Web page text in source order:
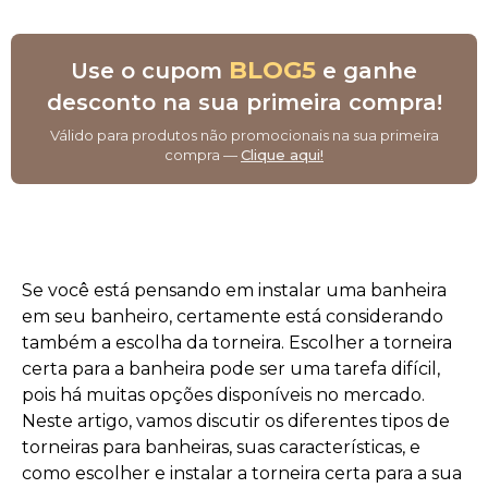
Use o cupom BLOG5 e ganhe
desconto na sua primeira compra!
Válido para produtos não promocionais na sua primeira
compra —Clique aqui!
Se você está pensando em instalar uma banheira
em seu banheiro, certamente está considerando
também a escolha da torneira. Escolher a torneira
certa para a banheira pode ser uma tarefa difícil,
pois há muitas opções disponíveis no mercado.
Neste artigo, vamos discutir os diferentes tipos de
torneiras para banheiras, suas características, e
como escolher e instalar a torneira certa para a sua